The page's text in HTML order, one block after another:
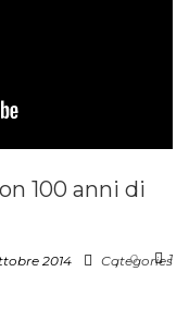
100 anni di
2014
Categories1
0